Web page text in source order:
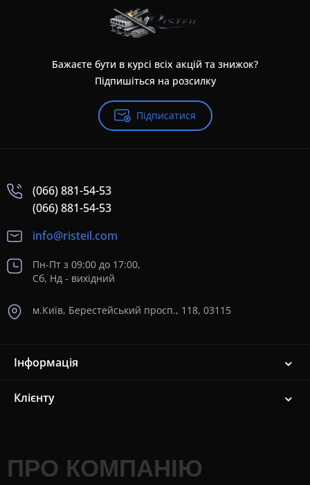
Бажаєте бути в курсі всіх акцій та знижок?
Підпишіться на розсилку
Підписатися
(066) 881-54-53
(066) 881-54-53
info@risteil.com
Пн-Пт з 09:00 до 17:00,
Сб, Нд - вихідний
м.Київ, Берестейський просп., 118, 03115
Інформація
Клієнту
ПРО КОМПАНІЮ